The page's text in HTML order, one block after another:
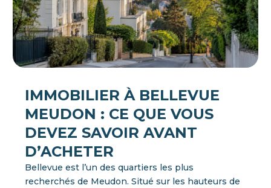
IMMOBILIER À BELLEVUE
MEUDON : CE QUE VOUS
DEVEZ SAVOIR AVANT
D’ACHETER
Bellevue est l’un des quartiers les plus
recherchés de Meudon. Situé sur les hauteurs de